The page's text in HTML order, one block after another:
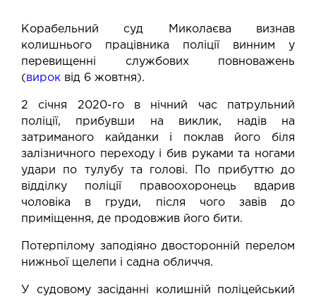
Корабельний суд Миколаєва визнав
колишнього працівника поліції винним у
перевищенні службових повноважень
(вирок від 6 жовтня).
2 січня 2020-го в нічний час патрульний
поліції, прибувши на виклик, надів на
затриманого кайданки і поклав його біля
залізничного переходу і бив руками та ногами
удари по тулубу та голові. По прибуттю до
відділку поліції правоохоронець вдарив
чоловіка в груди, після чого завів до
приміщення, де продовжив його бити.
Потерпілому заподіяно двосторонній перелом
нижньої щелепи і садна обличчя.
У судовому засіданні колишній поліцейський